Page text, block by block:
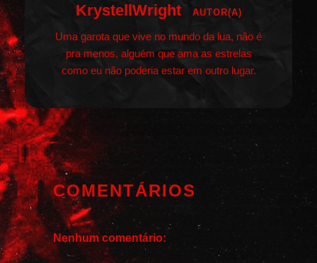
KrystellWright AUTOR(A)
Uma garota que vive no mundo da lua, não é
pra menos, alguém que ama as estrelas
como eu não poderia estar em outro lugar.
COMENTÁRIOS
Nenhum comentário: